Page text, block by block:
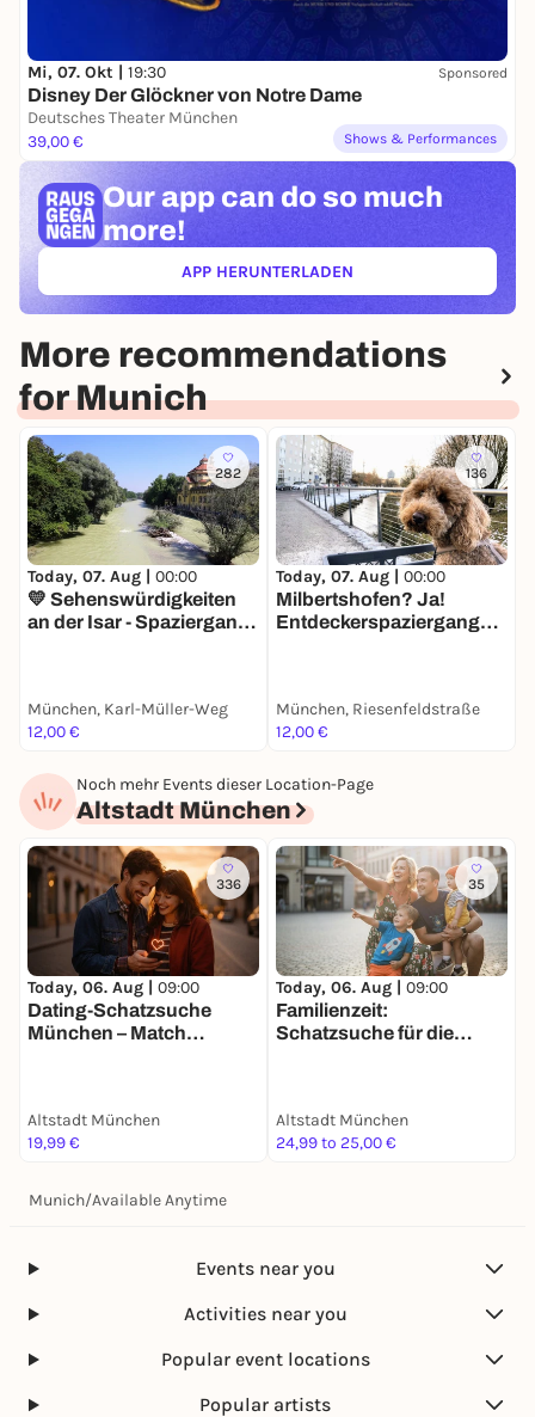
Mi, 07. Okt | 19:30 Sponsored
Disney Der Glöckner von Notre Dame
Deutsches Theater München
39,00 €
Shows & Performances
Our app can do so much
more!
APP HERUNTERLADEN(ÖFFNET IN NEUEM TAB)
More recommendations
for Munich
282
Today, 07. Aug | 00:00
💛 Sehenswürdigkeiten
an der Isar - Spaziergang
München, Karl-Müller-Weg
12,00 €
136
Today, 07. Aug | 00:00
Milbertshofen? Ja!
Entdeckerspaziergang
München, Riesenfeldstraße
12,00 €
Noch mehr Events dieser Location-Page
Altstadt München
336
Today, 06. Aug | 09:00
Dating-Schatzsuche
München – Match
Altstadt München
19,99 €
35
Today, 06. Aug | 09:00
Familienzeit:
Schatzsuche für die
Altstadt München
24,99 to 25,00 €
Munich/Available Anytime
Events near you
Activities near you
Popular event locations
Popular artists